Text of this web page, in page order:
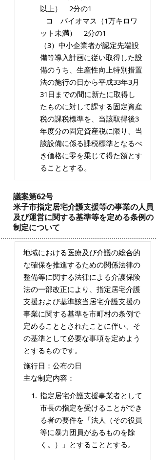
以上） 2分の1
コ バイオマス（1万キロワ
ット未満） 2分の1
（3） 中小企業者が認定先端設
備等導入計画に従い取得した設
備のうち、生産性向上特別措置
法の施行の日から平成33年3月
31日までの間に新たに取得し
たものに対して課する固定資産
税の課税標準を、当該取得後3
年度分の固定資産税に限り、当
該設備に係る課税標準となるべ
き価格に零を乗じて得た額とす
ることとする。
議案第62号
米子市指定居宅介護支援等の事業の人員
及び運営に関する基準等を定める条例の
制定について
地域における医療及び介護の総合的
な確保を推進するための関係法律の
整備等に関する法律による介護保険
法の一部改正により、指定居宅介護
支援および基準該当居宅介護支援の
事業に関する基準を市町村の条例で
定めることとされたことに伴い、そ
の基準として必要な事項を定めよう
とするものです。
施行日：公布の日
主な制定内容：
指定居宅介護支援事業者として
市長の指定を受けることができ
る者の要件を「法人（その役員
等に暴力団員があるものを除
く。）」とすることとする。